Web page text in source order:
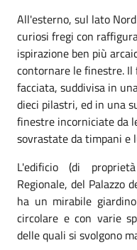
All'esterno, sul lato
curiosi fregi con
ispirazione ben più
contornare le finestre.
facciata, suddivisa in
dieci pilastri, ed in una
finestre incorniciate da
sovrastate da timpani e
L'edificio (di
Regionale, del Palazzo
ha un mirabile
circolare e con varie
delle quali si svolgono